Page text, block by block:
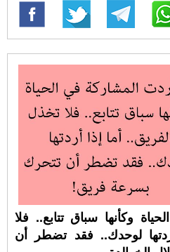
وكأنها سباق تتابع.. فلا
لوحدك.. فقد تضطر أن